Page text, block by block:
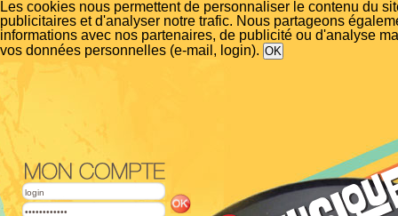
Les cookies nous permettent de personnaliser le contenu du
publicitaires et d'analyser notre trafic. Nous partageons
informations avec nos partenaires, de publicité ou d'analyse
vos données personnelles (e-mail, login).